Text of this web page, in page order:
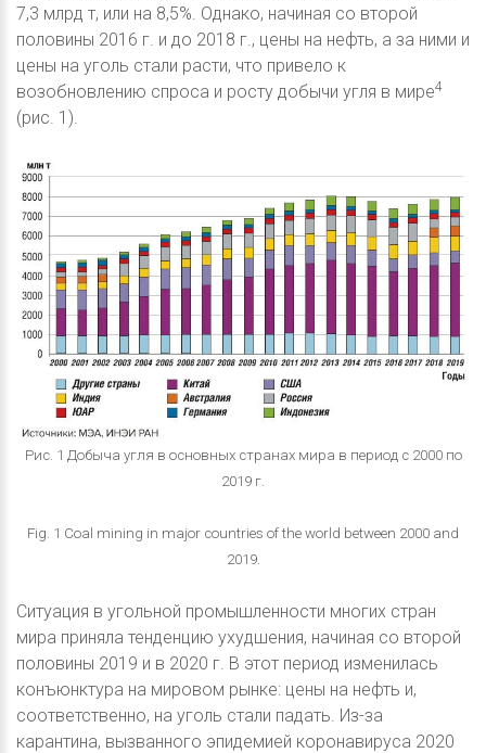
7,3 млрд т, или на 8,5%. Однако, начиная со второй
половины 2016 г. и до 2018 г., цены на нефть, а за ними и
цены на уголь стали расти, что привело к
возобновлению спроса и росту добычи угля в мире4
(рис. 1).
Рис. 1 Добыча угля в основных странах мира в период с 2000 по
2019 г.
Fig. 1 Coal mining in major countries of the world between 2000 and
2019.
Ситуация в угольной промышленности многих стран
мира приняла тенденцию ухудшения, начиная со второй
половины 2019 и в 2020 г. В этот период изменилась
конъюнктура на мировом рынке: цены на нефть и,
соответственно, на уголь стали падать. Из-за
карантина, вызванного эпидемией коронавируса 2020